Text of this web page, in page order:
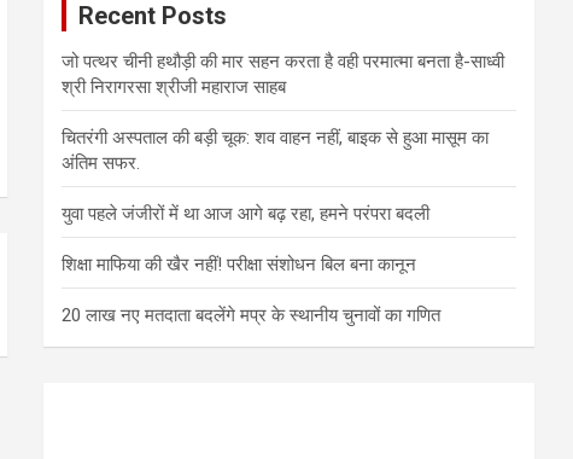
Recent Posts
जो पत्थर चीनी हथौड़ी की मार सहन करता है वही परमात्मा बनता है-साध्वी
श्री निरागरसा श्रीजी महाराज साहब
चितरंगी अस्पताल की बड़ी चूक: शव वाहन नहीं, बाइक से हुआ मासूम का
अंतिम सफर.
युवा पहले जंजीरों में था आज आगे बढ़ रहा, हमने परंपरा बदली
शिक्षा माफिया की खैर नहीं! परीक्षा संशोधन बिल बना कानून
20 लाख नए मतदाता बदलेंगे मप्र के स्थानीय चुनावों का गणित